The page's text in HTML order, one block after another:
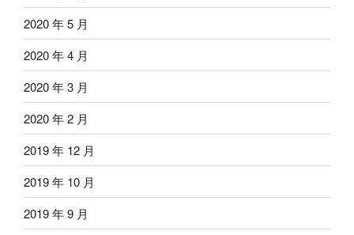
2020 年 5 月
2020 年 4 月
2020 年 3 月
2020 年 2 月
2019 年 12 月
2019 年 10 月
2019 年 9 月